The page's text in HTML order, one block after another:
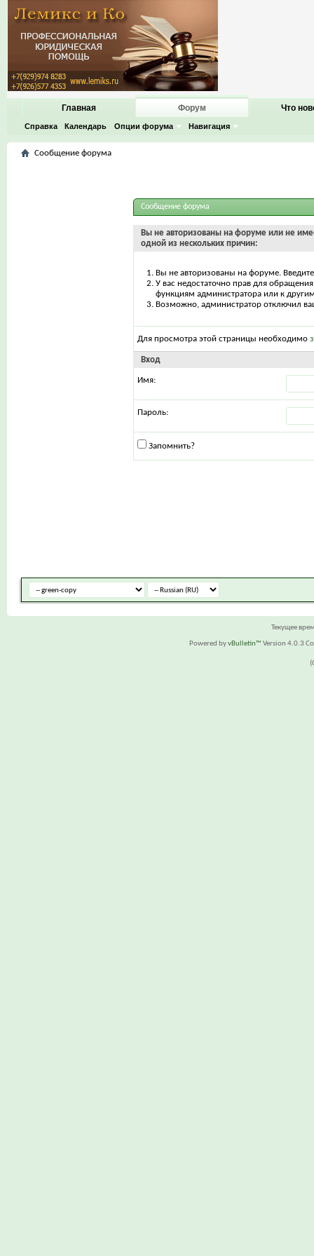
Главная Форум
Справка Календарь Опции форума Навигация
Что
Сообщение форума
Сообщение форума
Вы не авторизованы на форуме или не
одной из нескольких причин:
Вы не авторизованы на форуме.
У вас недостаточно прав для
функциям администратора или к
Возможно, администратор отключил
Для просмотра этой страницы необходимо
Вход
Имя:
Пароль:
Запомнить?
Текущее
Powered byvBulletin™ Version 4.0.3